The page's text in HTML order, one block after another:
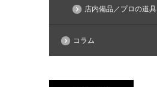
店内備品／プロの道具
コラム